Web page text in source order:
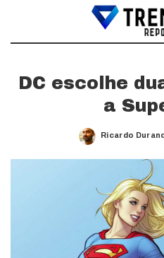
DC escolhe
a
Posted
Ricardo